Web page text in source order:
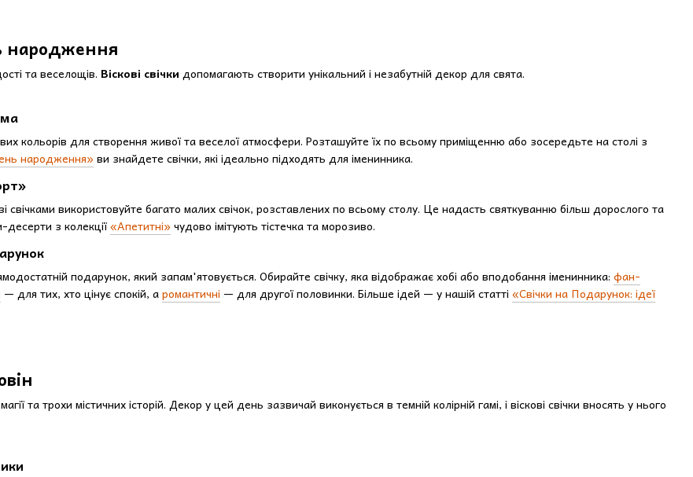
народження
та веселощів. Віскові свічки допомагають створити унікальний і незабутній декор для свята.
кольорів для створення живої та веселої атмосфери. Розташуйте їх по всьому приміщенню або зосередьте на столі з
народження»ви знайдете свічки, які ідеально підходять для іменинника.
свічками використовуйте багато малих свічок, розставлених по всьому столу. Це надасть святкуванню більш дорослого та
десерти з колекції«Апетитні»чудово імітують тістечка та морозиво.
подарунок, який запам'ятовується. Обирайте свічку, яка відображає хобі або вподобання іменинника: фан-
— для тих, хто цінує спокій, аромантичні — для другої половинки. Більше ідей — у нашій статті «Свічки на Подарунок: ідеї
та трохи містичних історій. Декор у цей день зазвичай виконується в темній колірній гамі, і віскові свічки вносять у нього